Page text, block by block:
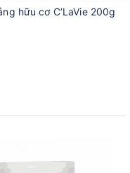
hữu cơ C’LaVie 200g